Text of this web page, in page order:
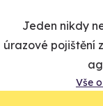
Jeden nikdy
úrazové pojištění
Vše